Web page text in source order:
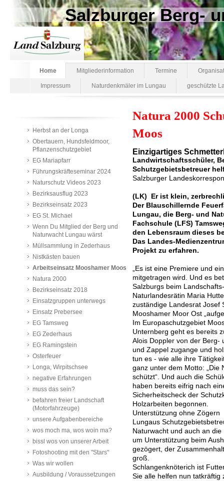
Salzburger Berg-
Home Mitgliederinformation Termine
Impressum Naturdenkmäler im Lungau geschützte
Herbst an der Longa
Obertauern, Hundsfeldmoor,
Pflanzenschutzgebiet
EG Mariapfarr
Führungskräfteseminar 2024
Naturschutz Videos 2023
Bezirksausflug 2023
Bezirkseinsatz 2023
EG St. Michael
Wenn Du Mitglied der Berg und
Naturwacht Lungau wärst
Müllsammlung in Zederhaus
Nistkästen bauen
Arbeitseinsatz Mooshamer Moos
Natura 2000
Bezirkseinsatz 2018
Einsatzgruppen unterwegs
Einsatz Prebersee
EG Tamsweg
EG Zederhaus
EG Ramingstein
Osterfeuer
Longa, Wirpitschsee
negative Erfahrungen
muss das sein?
befahren freier Landschaft
(Motorfahrzeuge)
unsere Aufgabenbereiche
wos moch ma, wos woin ma?
bissl wos von unserer Arbeit
Fotoshooting mit den "Stars"
Was wir wollen
Ausbildung / Voraussetzungen
Natura 2000
Moos
Einzigartiges
Landwirtschaftsschüler,
Schutzgebietsbetreuer
Salzburger
(LK) Er ist klein,
Der Blauschillernde
Lungau, die Berg- und
Fachschule (LFS)
den Lebensraum dieses
Das Landes-
Projekt zu erfahren.
„Es ist eine Premiere und
mitgetragen wird. Und es
Salzburgs beim
Naturlandesrätin Maria
zuständige Landesrat Josef
Mooshamer Moor Ost
Im Europaschutzgebiet
Unternberg geht es bereits
Alois Doppler von der Berg-
und Zappel zugange und
tun es - wie alle ihre
ganz unter dem Motto: „Die
schützt“. Und auch die
haben bereits eifrig nach
Sicherheitscheck der
Holzarbeiten begonnen.
Unterstützung ohne Zögern
Lungaus
Naturwacht und auch an
um Unterstützung beim
gezögert, der
groß.
Schlangenknöterich ist
Sie alle helfen nun